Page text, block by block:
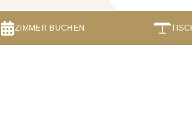
ZIMMER BUCHEN